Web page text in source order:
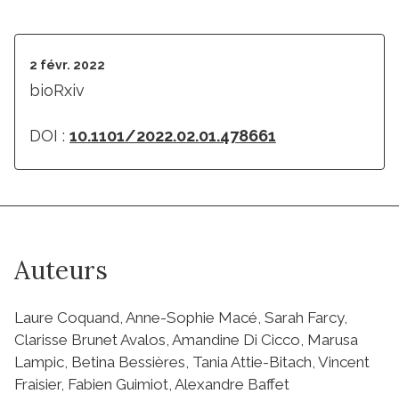
2 févr. 2022
bioRxiv
DOI : 10.1101/2022.02.01.478661
Auteurs
Laure Coquand, Anne-Sophie Macé, Sarah Farcy,
Clarisse Brunet Avalos, Amandine Di Cicco, Marusa
Lampic, Betina Bessières, Tania Attie-Bitach, Vincent
Fraisier, Fabien Guimiot, Alexandre Baffet